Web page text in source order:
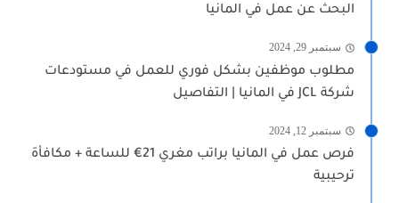
البحث عن عمل في المانيا
سبتمبر 29, 2024
مطلوب موظفين بشكل فوري للعمل في مستودعات
شركة JCL في المانيا | التفاصيل
سبتمبر 12, 2024
فرص عمل في المانيا براتب مغري 21€ للساعة + مكافأة
ترحيبية